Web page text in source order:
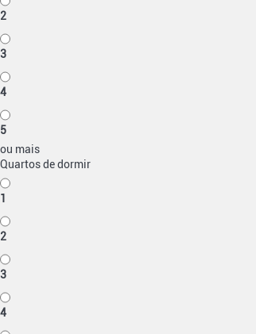
2
3
4
5
ou mais
Quartos de dormir
1
2
3
4